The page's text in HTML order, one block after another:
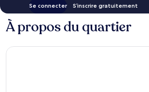
Se connecter S’inscrire gratuitement
À propos du quartier